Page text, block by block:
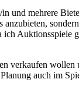
und mehrere
ich Auktionsspiele
verkaufen wollen
auch im